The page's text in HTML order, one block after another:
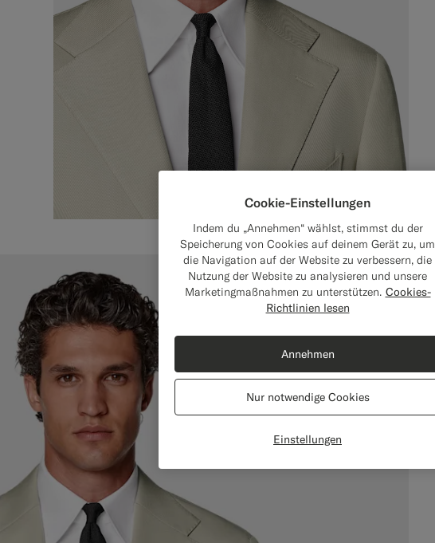
Cookie-Einstellungen
Indem du „Annehmen“ wählst, stimmst du der
Speicherung von Cookies auf deinem Gerät zu, um
die Navigation auf der Website zu verbessern, die
Nutzung der Website zu analysieren und unsere
Marketingmaßnahmen zu unterstützen. Cookies-
Richtlinien lesen
Einstellungen
Nur notwendige Cookies
Annehmen